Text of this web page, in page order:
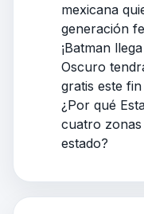
mexicana
generación
¡Batman
Oscuro
gratis este
¿Por qué
cuatro
estado?